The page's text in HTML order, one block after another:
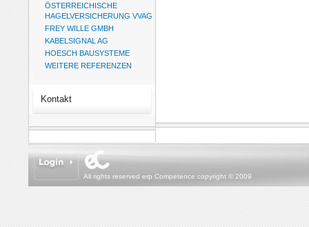
ÖSTERREICHISCHE
HAGELVERSICHERUNG VVAG
FREY WILLE GMBH
KABELSIGNAL AG
HOESCH BAUSYSTEME
WEITERE REFERENZEN
Kontakt
All rights reserved erp Competence copyright © 2009